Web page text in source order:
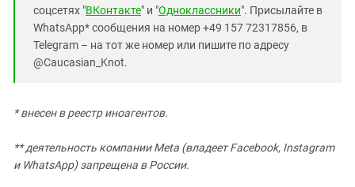
соцсетях "ВКонтакте" и "Одноклассники". Присылайте в
WhatsApp* сообщения на номер +49 157 72317856, в
Telegram – на тот же номер или пишите по адресу
@Caucasian_Knot.
* внесен в реестр иноагентов.
** деятельность компании Meta (владеет Facebook, Instagram
и WhatsApp) запрещена в России.